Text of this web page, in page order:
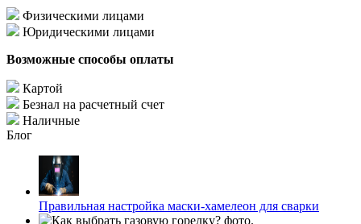
Физическими лицами
Юридическими лицами
Возможные способы оплаты
Картой
Безнал на расчетный счет
Наличные
Блог
Правильная настройка маски-хамелеон для сварки